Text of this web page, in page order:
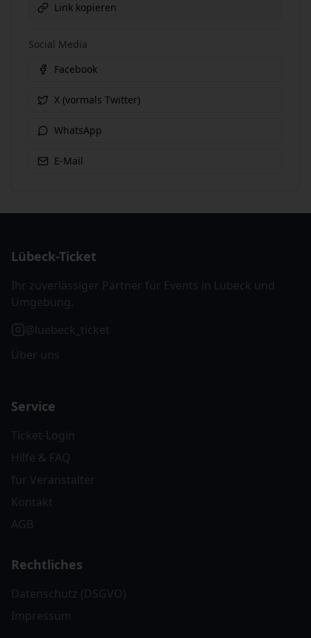
Link kopieren
Social Media
Facebook
X (vormals Twitter)
WhatsApp
E-Mail
Lübeck-Ticket
Ihr zuverlässiger Partner für Events in Lübeck und
Umgebung.
@luebeck_ticket
Über uns
Service
Ticket-Login
Hilfe & FAQ
für Veranstalter
Kontakt
AGB
Rechtliches
Datenschutz (DSGVO)
Impressum